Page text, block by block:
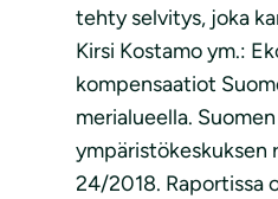
tehty selvitys, joka
Kirsi Kostamo ym.:
kompensaatiot
merialueella. Suomen
ympäristökeskuksen
24/2018. Raportissa